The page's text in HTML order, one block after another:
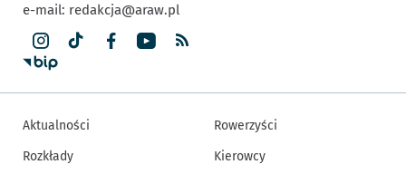
e-mail: redakcja@araw.pl
Aktualności
Rozkłady
Rowerzyści
Kierowcy